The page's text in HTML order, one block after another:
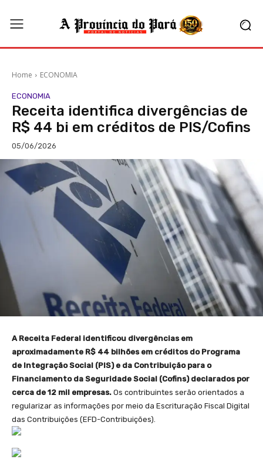
Home ECONOMIA
ECONOMIA
Receita identifica divergências de
R$ 44 bi em créditos de PIS/Cofins
05/06/2026
A Receita Federal identificou divergências em
aproximadamente R$ 44 bilhões em créditos do Programa
de Integração Social (PIS) e da Contribuição para o
Financiamento da Seguridade Social (Cofins) declarados por
cerca de 12 mil empresas. Os contribuintes serão orientados a
regularizar as informações por meio da Escrituração Fiscal Digital
das Contribuições (EFD-Contribuições).